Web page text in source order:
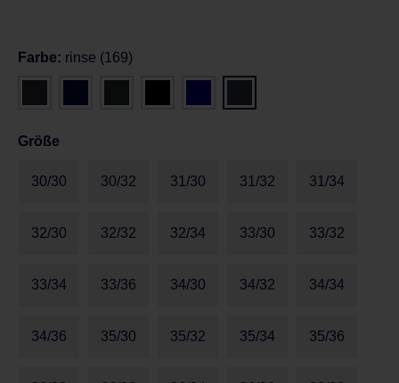
Farbe: rinse (169)
Größe
30/30 30/32 31/30 31/32 31/34
32/30 32/32 32/34 33/30 33/32
33/34 33/36 34/30 34/32 34/34
34/36 35/30 35/32 35/34 35/36